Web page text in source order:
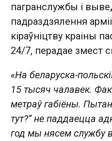
пагранслужбы і
падраздзялення
кіраўніцтву краіны
24/7, перадае змест
«На беларуска-
15 тысяч чалавек.
метраў габіёны.
тут?” не паддаецца
год мы нясем службу